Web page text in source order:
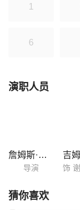
1
6
演职人员
詹姆斯·伯罗斯
导演
猜你喜欢